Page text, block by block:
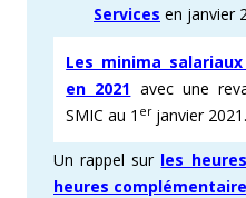
Services en janvier
Les minima salariaux
en 2021 avec une
SMIC au 1 erjanvier 2021.
Un rappel sur les
heures